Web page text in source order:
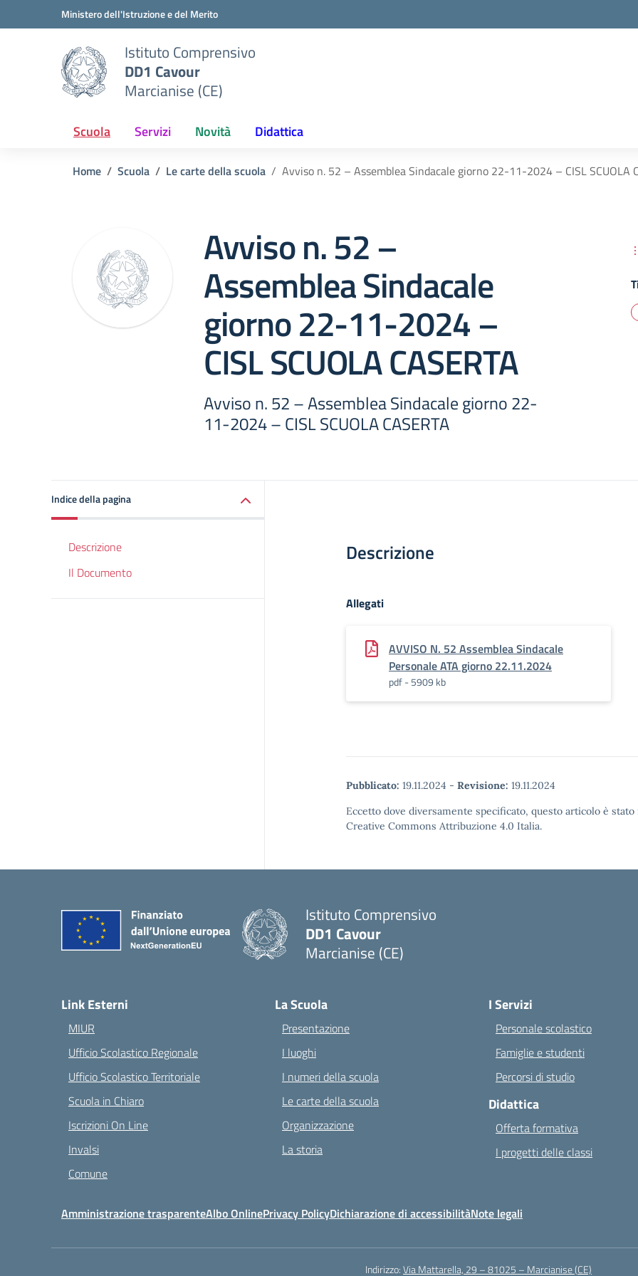
Vai ai contenuti
Vai al menu di navigazioneMinistero dell'Istruzione e del Merito
Istituto Comprensivo
DD1 Cavour
Marcianise (CE)
Scuola Servizi Novità Didattica
Home Scuola Le carte della scuola Avviso n. 52 – Assemblea Sindacale giorno 22-11-2024 – CISL SCUOLA
Avviso n. 52 –
Assemblea Sindacale
giorno 22-11-2024 –
CISL SCUOLA CASERTA
Avviso n. 52 – Assemblea Sindacale giorno 22-
11-2024 – CISL SCUOLA CASERTA
Indice della pagina
Descrizione
Il Documento
Descrizione
Allegati
AVVISO N. 52 Assemblea Sindacale
Personale ATA giorno 22.11.2024
pdf - 5909 kb
Pubblicato: 19.11.2024 - Revisione: 19.11.2024
Eccetto dove diversamente specificato, questo articolo è
Creative Commons Attribuzione 4.0 Italia.
Istituto Comprensivo
DD1 Cavour
Marcianise (CE)
Link Esterni
MIUR
Ufficio Scolastico Regionale
Ufficio Scolastico Territoriale
Scuola in Chiaro
Iscrizioni On Line
Invalsi
Comune
La Scuola
Presentazione
I luoghi
I numeri della scuola
Le carte della scuola
Organizzazione
La storia
I Servizi
Personale scolastico
Famiglie e studenti
Percorsi di studio
Didattica
Offerta formativa
I progetti delle classi
Amministrazione trasparenteAlbo OnlinePrivacy PolicyDichiarazione di accessibilitàNote legali
Indirizzo:Via Mattarella, 29 – 81025 – Marcianise (CE)